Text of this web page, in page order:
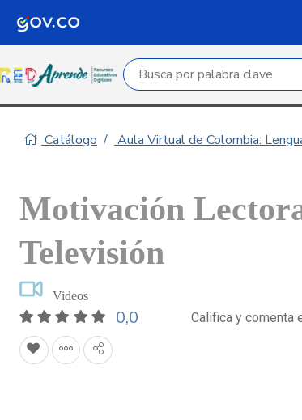
Campo de búsqueda por
Catálogo Aula Virtual de Colombia:
Motivación
Televisión
Videos
0,0 Califica y comenta